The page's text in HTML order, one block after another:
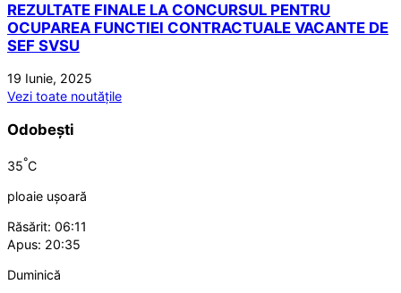
REZULTATE FINALE LA CONCURSUL PENTRU
OCUPAREA FUNCTIEI CONTRACTUALE VACANTE DE
SEF SVSU
19 Iunie, 2025
Vezi toate noutățile
Odobești
35°C
ploaie ușoară
Răsărit: 06:11
Apus: 20:35
Duminică